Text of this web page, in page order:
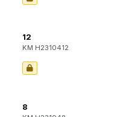
12
KM H2310412
8